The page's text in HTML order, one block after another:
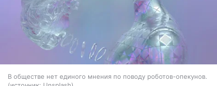
В обществе нет единого мнения по поводу роботов-опекунов.